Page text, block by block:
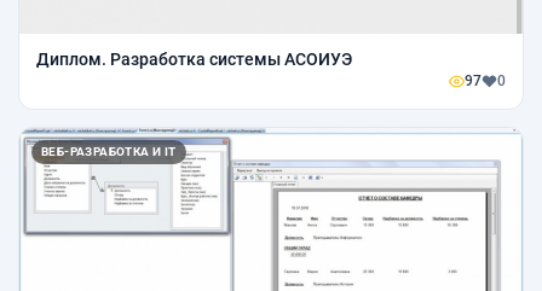
Диплом. Разработка системы АСОИУЭ
97 0
ВЕБ-РАЗРАБОТКА И IT